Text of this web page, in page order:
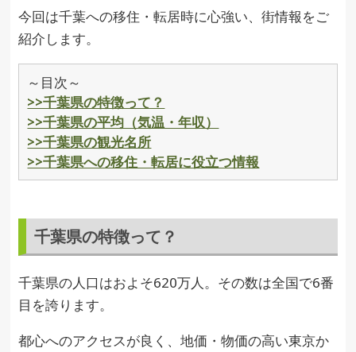
今回は千葉への移住・転居時に心強い、街情報をご
紹介します。
～目次～
>>千葉県の特徴って？
>>千葉県の平均（気温・年収）
>>千葉県の観光名所
>>千葉県への移住・転居に役立つ情報
千葉県の特徴って？
千葉県の人口はおよそ620万人。その数は全国で6番
目を誇ります。
都心へのアクセスが良く、地価・物価の高い東京か